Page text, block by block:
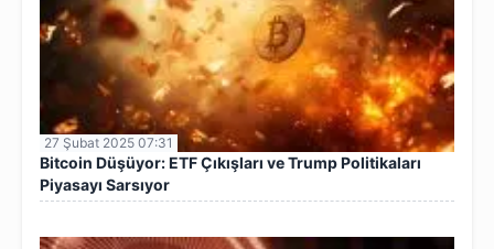
27 Şubat 2025 07:31
Bitcoin Düşüyor: ETF Çıkışları ve Trump Politikaları
Piyasayı Sarsıyor